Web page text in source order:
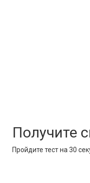
Получите
Пройдите тест на 30